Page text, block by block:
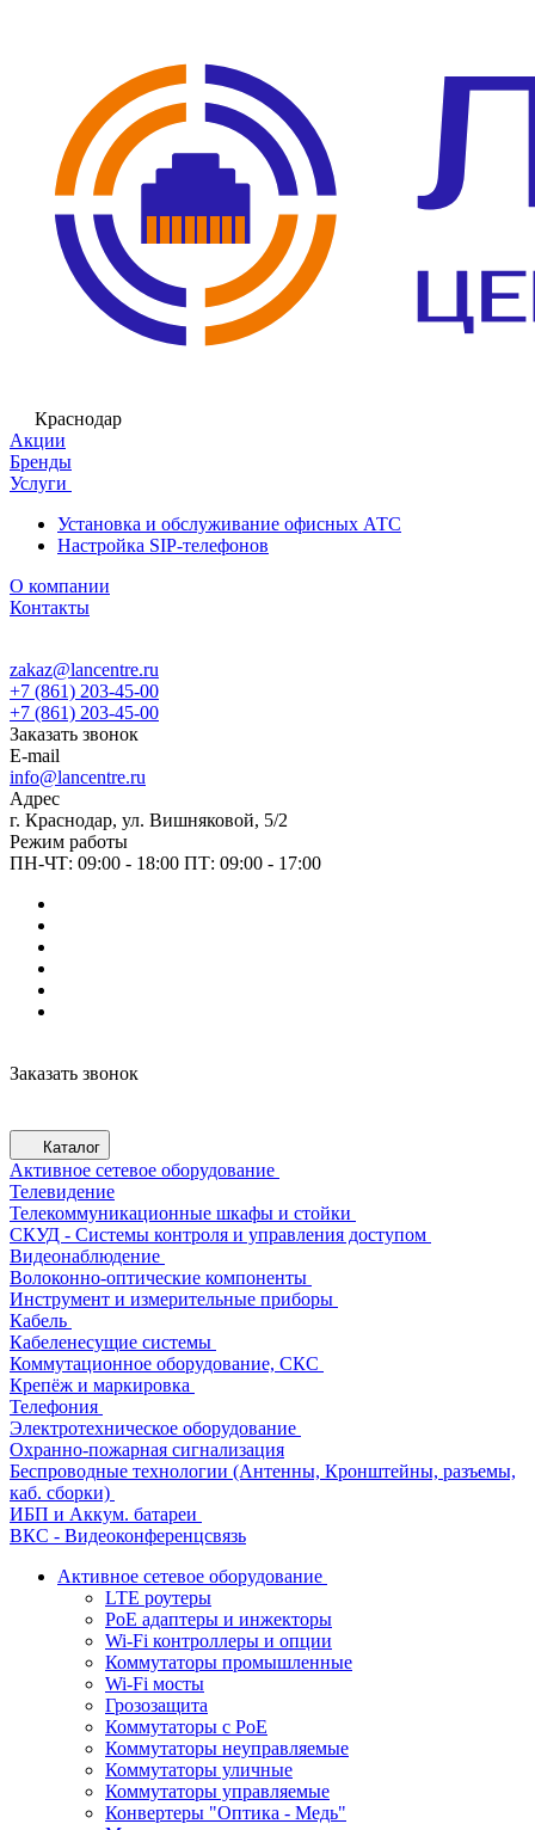
Краснодар
Акции
Бренды
Услуги
Установка и обслуживание офисных АТС
Настройка SIP-телефонов
О компании
Контакты
zakaz@lancentre.ru
+7 (861) 203-45-00
+7 (861) 203-45-00
Заказать звонок
E-mail
info@lancentre.ru
Адрес
г. Краснодар, ул. Вишняковой, 5/2
Режим работы
ПН-ЧТ: 09:00 - 18:00 ПТ: 09:00 - 17:00
Заказать звонок
Каталог
Активное сетевое оборудование
Телевидение
Телекоммуникационные шкафы и стойки
СКУД - Системы контроля и управления доступом
Видеонаблюдение
Волоконно-оптические компоненты
Инструмент и измерительные приборы
Кабель
Кабеленесущие системы
Коммутационное оборудование, СКС
Крепёж и маркировка
Телефония
Электротехническое оборудование
Охранно-пожарная сигнализация
Беспроводные технологии (Антенны, Кронштейны, разъемы,
каб. сборки)
ИБП и Аккум. батареи
ВКС - Видеоконференцсвязь
Активное сетевое оборудование
LTE роутеры
PoE адаптеры и инжекторы
Wi-Fi контроллеры и опции
Коммутаторы промышленные
Wi-Fi мосты
Грозозащита
Коммутаторы c PoE
Коммутаторы неуправляемые
Коммутаторы уличные
Коммутаторы управляемые
Конвертеры "Оптика - Медь"